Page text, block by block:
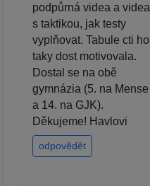
podpůrná videa a videa
s taktikou, jak testy
vyplňovat. Tabule cti ho
taky dost motivovala.
Dostal se na obě
gymnázia (5. na Mense
a 14. na GJK).
Děkujeme! Havlovi
odpovědět